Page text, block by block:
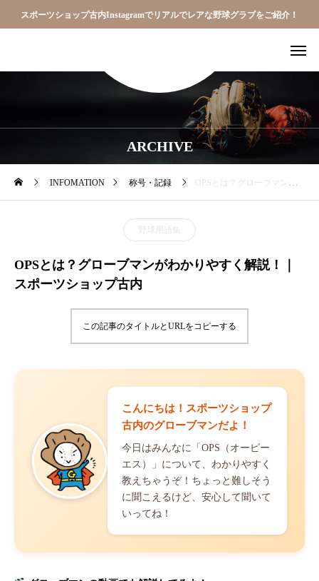
スポーツショップ古内Instagramでリアルでレアな野球グラブをご紹介！
ARCHIVE
INFOMATION 称号・記録 OPSとは？グローブマンがわかりやすく解説！｜スポーツショップ古内
野球用語集
OPSとは？グローブマンがわかりやすく解説！｜
スポーツショップ古内
この記事のタイトルとURLをコピーする
こんにちは！スポーツショップ
古内のグローブマンだよ！
今日はみんなに「OPS（オーピー
エス）」について、わかりやすく
教えちゃうぞ！ちょっと難しそう
に聞こえるけど、安心して聞いて
いってね！